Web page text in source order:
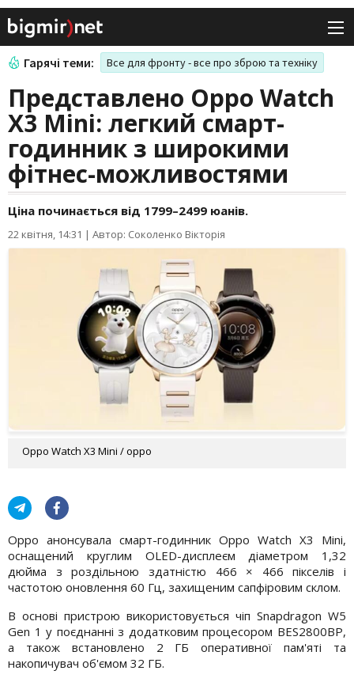
Гарячі теми: Все для фронту - все про зброю та техніку
Представлено Oppo Watch
X3 Mini: легкий смарт-
годинник з широкими
фітнес-можливостями
Ціна починається від 1799–2499 юанів.
22 квітня, 14:31 | Автор: Соколенко Вікторія
Oppo Watch X3 Mini / oppo
Oppo анонсувала смарт-годинник Oppo Watch X3 Mini,
оснащений круглим OLED-дисплеєм діаметром 1,32
дюйма з роздільною здатністю 466 × 466 пікселів і
частотою оновлення 60 Гц, захищеним сапфіровим склом.
В основі пристрою використовується чіп Snapdragon W5
Gen 1 у поєднанні з додатковим процесором BES2800BP,
а також встановлено 2 ГБ оперативної пам'яті та
накопичувач об'ємом 32 ГБ.